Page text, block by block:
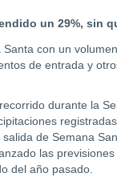
un 29%, sin
con un
de entrada y
durante la
de Semana
las
del año pasado.